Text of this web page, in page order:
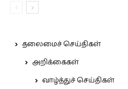
தலைமைச் செய்திகள்
அறிக்கைகள்
வாழ்த்துச் செய்திகள்